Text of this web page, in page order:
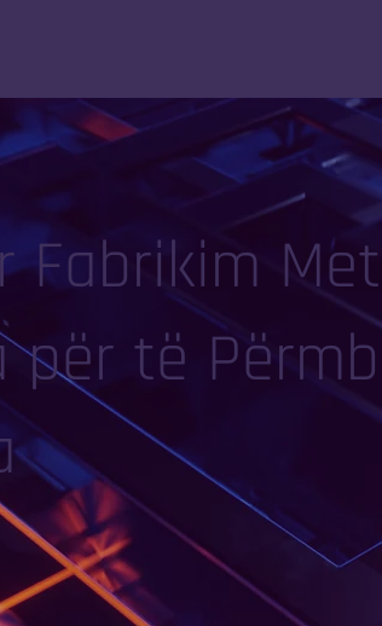
Fabrikim
për të